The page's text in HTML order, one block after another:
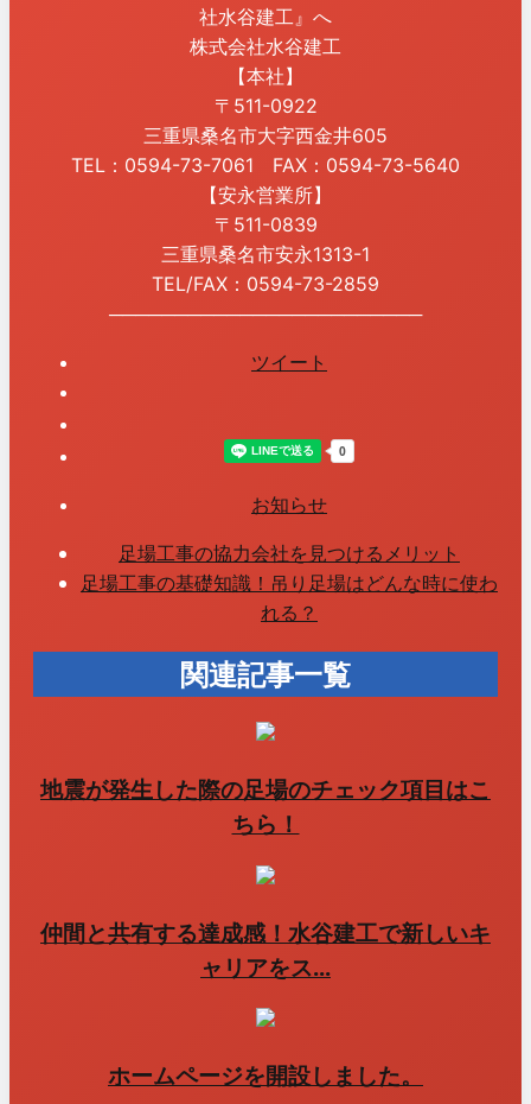
社水谷建工』へ
株式会社水谷建工
【本社】
〒511-0922
三重県桑名市大字西金井605
TEL：0594-73-7061 FAX：0594-73-5640
【安永営業所】
〒511-0839
三重県桑名市安永1313-1
TEL/FAX：0594-73-2859
────────────────────────
ツイート
お知らせ
足場工事の協力会社を見つけるメリット
足場工事の基礎知識！吊り足場はどんな時に使わ
れる？
関連記事一覧
地震が発生した際の足場のチェック項目はこ
ちら！
仲間と共有する達成感！水谷建工で新しいキ
ャリアをス...
ホームページを開設しました。